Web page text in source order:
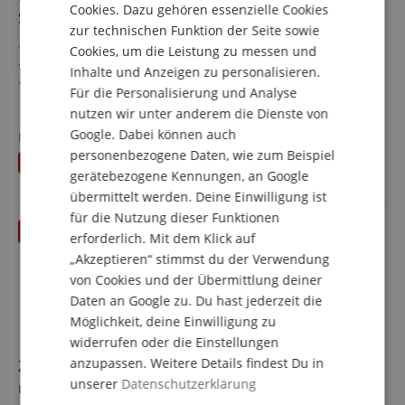
Silber/Rot - Retoure (Zustand: sehr gut)
Vocal-Mikrofon für Sprache und Gesang
Ideal für Live-Auftritte
Ausgewogener, präsenter Klang
Klassisches Vintage Rockabilly Design
Inklusive Reduziergewinde
Farbe: Silber/Rot
mehr anzeigen
inkl. MwSt. +
Versandkosten (AT)
Neupreis 39,90€
Du sparst3,90 €
Zoom XAH-8 - 1A Showroom Modell (Zustand: wie
neu, in OVP)
FRENCH
ITALIAN
SPANISH
Cookies. Dazu gehören essenzielle Cookies
zur technischen Funktion der Seite sowie
Cookies, um die Leistung zu messen und
Inhalte und Anzeigen zu personalisieren.
Für die Personalisierung und Analyse
nutzen wir unter anderem die Dienste von
Google. Dabei können auch
personenbezogene Daten, wie zum Beispiel
gerätebezogene Kennungen, an Google
übermittelt werden. Deine Einwilligung ist
für die Nutzung dieser Funktionen
erforderlich. Mit dem Klick auf
„Akzeptieren“ stimmst du der Verwendung
von Cookies und der Übermittlung deiner
Daten an Google zu. Du hast jederzeit die
Möglichkeit, deine Einwilligung zu
widerrufen oder die Einstellungen
anzupassen. Weitere Details findest Du in
unserer Datenschutzerklärung